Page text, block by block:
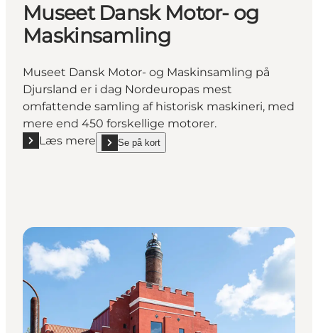
Museet Dansk Motor- og
Maskinsamling
Museet Dansk Motor- og Maskinsamling på
Djursland er i dag Nordeuropas mest
omfattende samling af historisk maskineri, med
mere end 450 forskellige motorer.
Læs mere
Læs mere "Museet Dansk Motor- og
Se på kort
show Museet Dansk Motor- og Maskinsamling